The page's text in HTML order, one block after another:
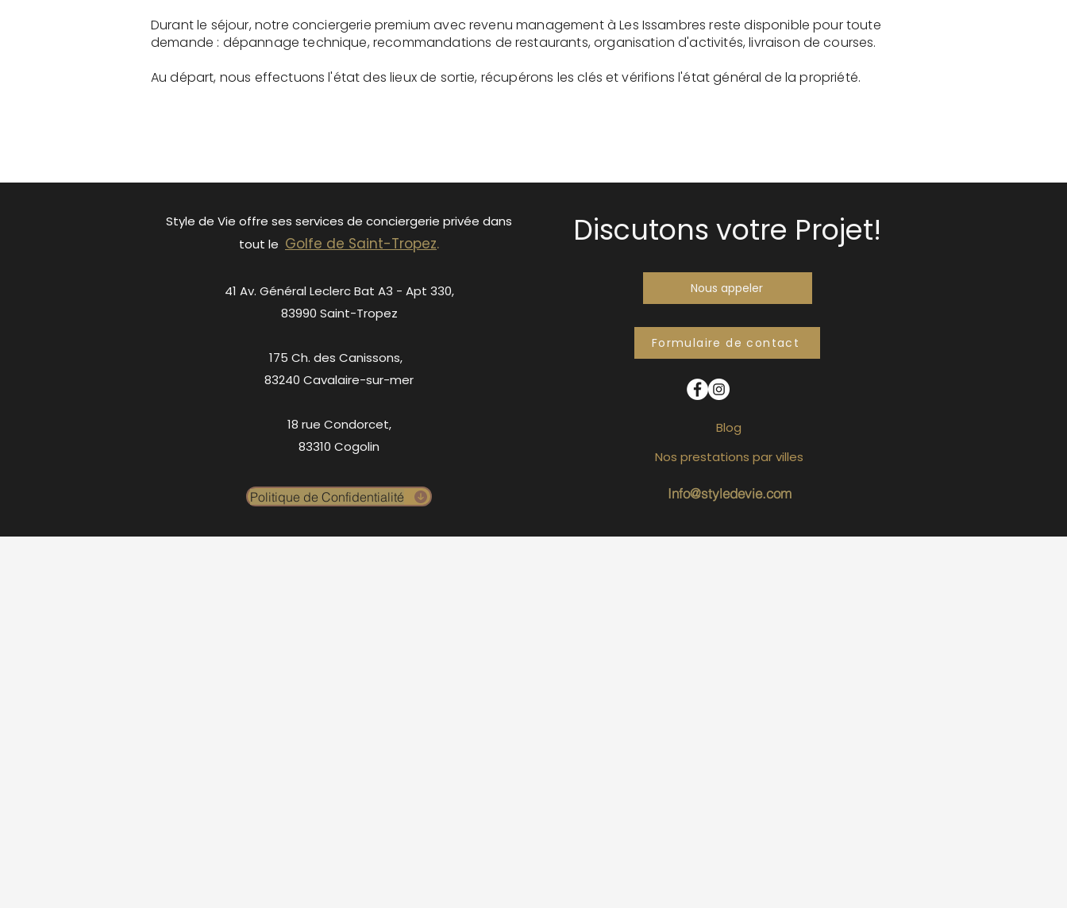
Durant le séjour, notre conciergerie premium avec revenu management à Les Issambres reste disponible pour toute
demande : dépannage technique, recommandations de restaurants, organisation d'activités, livraison de courses.
Au départ, nous effectuons l'état des lieux de sortie, récupérons les clés et vérifions l'état général de la propriété.
Style de Vie offre ses services de conciergerie privée dans
tout le Golfe de Saint-Tropez.
41 Av. Général Leclerc Bat A3 - Apt 330,
83990 Saint-Tropez
175 Ch. des Canissons,
83240 Cavalaire-sur-mer
18 rue Condorcet,
83310 Cogolin
Politique de Confidentialité
Discutons votre Projet!
Nous appeler
Formulaire de contact
Blog
Info@styledevie.com
Nos prestations par villes